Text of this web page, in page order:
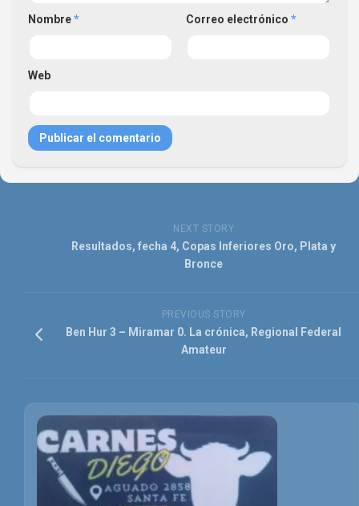
Nombre* Correo electrónico *
Web
NEXT STORY
Resultados, fecha 4, Copas Inferiores Oro, Plata y
Bronce
PREVIOUS STORY
Ben Hur 3 – Miramar 0. La crónica, Regional Federal
Amateur